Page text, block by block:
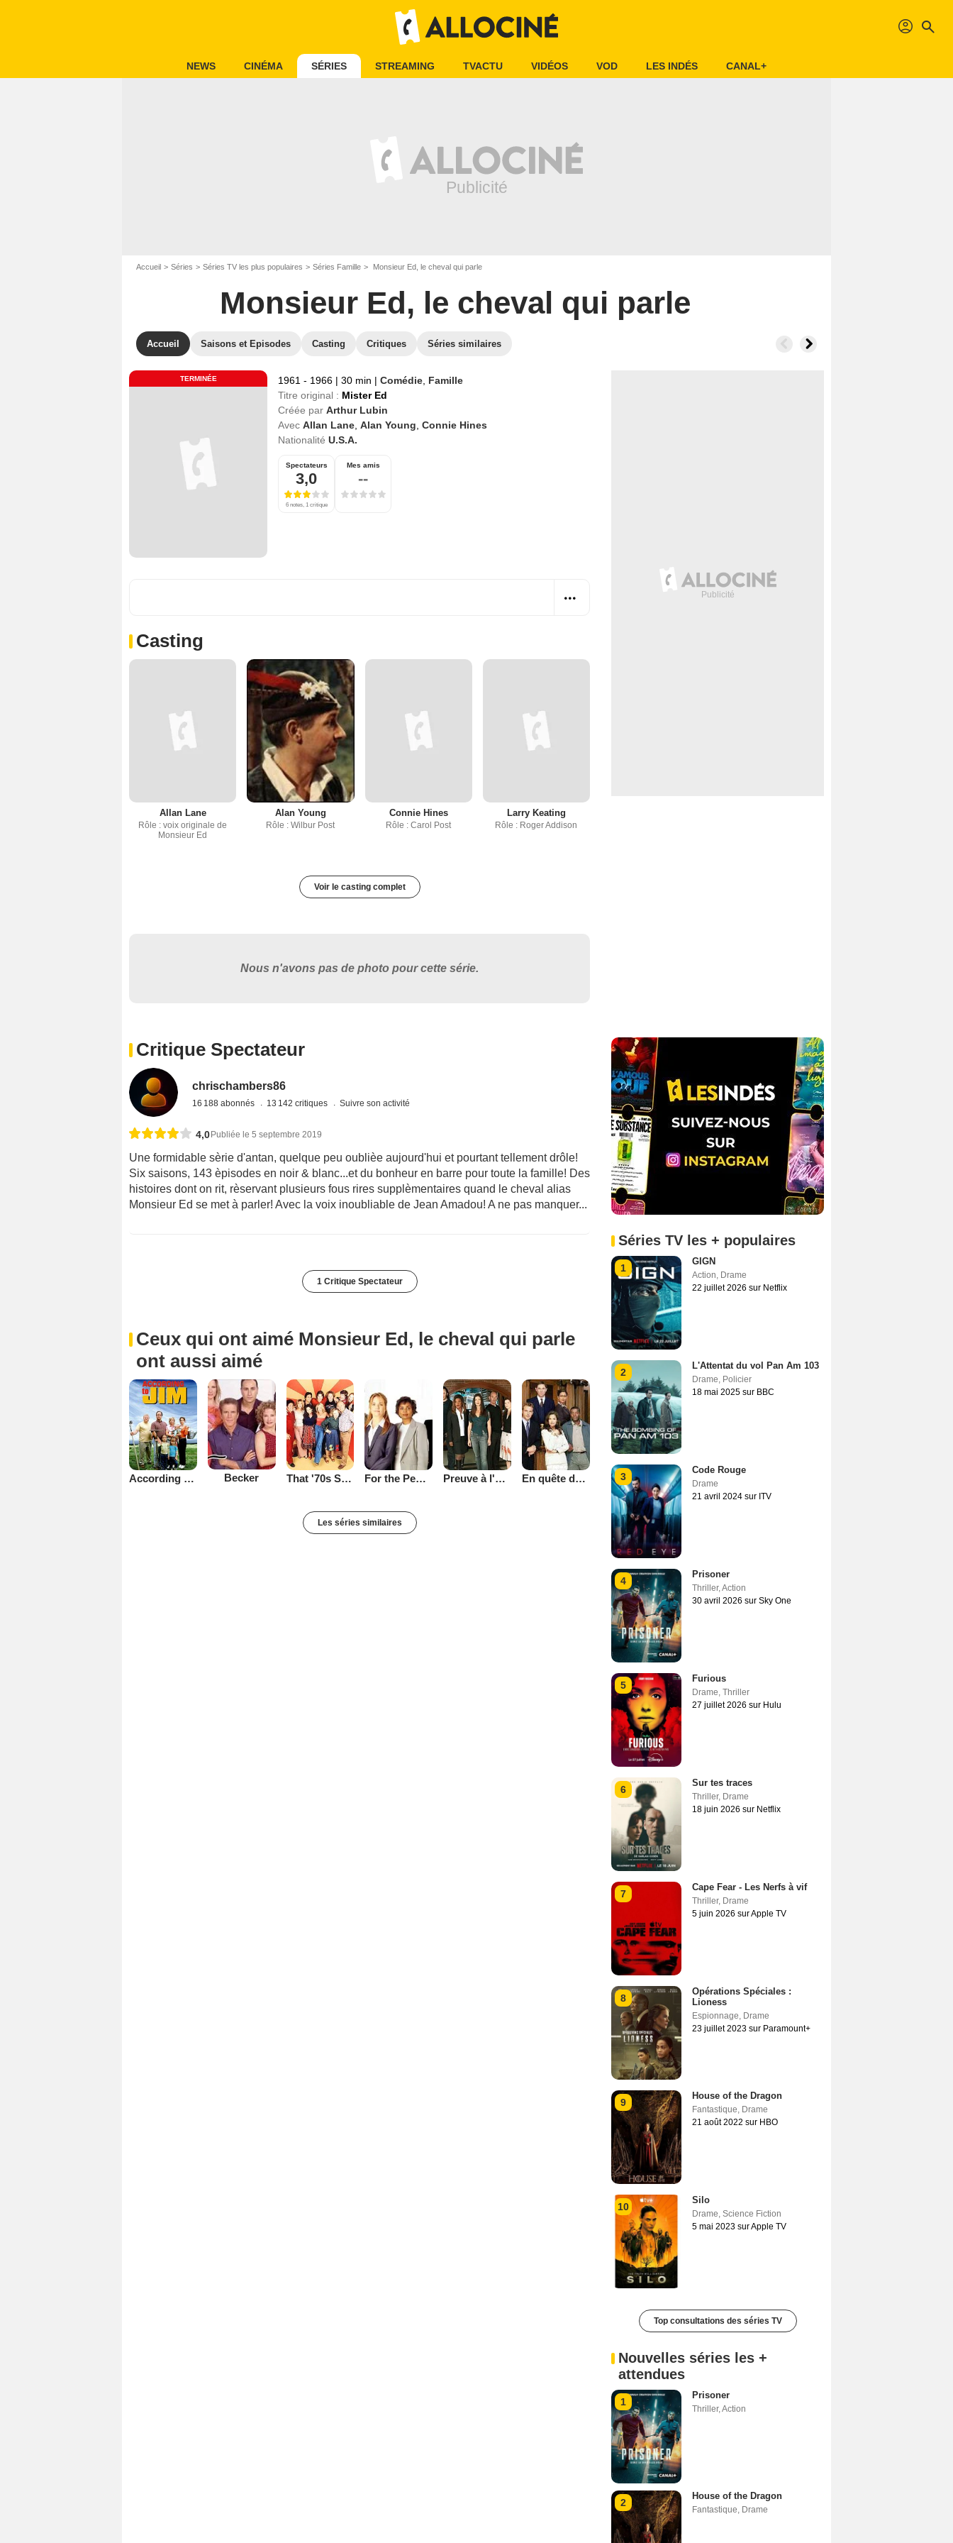
profil search
NEWS CINÉMA SÉRIES STREAMING TVACTU VIDÉOS VOD LES INDÉS CANAL+
Accueil Séries Séries TV les plus populaires Séries Famille Monsieur Ed, le cheval qui parle
Monsieur Ed, le cheval qui parle
Accueil Saisons et Episodes Casting Critiques Séries similaires
TERMINÉE 1961 - 1966 | 30 min | Comédie Famille
Titre original : Mister Ed
Créée par Arthur Lubin
Avec Allan Lane Alan Young Connie Hines
Nationalité U.S.A.
Spectateurs
3,0
6 notes, 1 critique
Mes amis
--
Casting
Allan Lane
Rôle : voix originale de
Monsieur Ed
Alan Young
Rôle : Wilbur Post
Connie Hines
Rôle : Carol Post
Larry Keating
Rôle : Roger Addison
Voir le casting complet
Nous n'avons pas de photo pour cette série.
Critique Spectateur
chrischambers86
16 188 abonnés 13 142 critiques Suivre son activité
4,0 Publiée le 5 septembre 2019
Une formidable sèrie d'antan, quelque peu oublièe aujourd'hui et pourtant tellement drôle!
Six saisons, 143 èpisodes en noir & blanc...et du bonheur en barre pour toute la famille! Des
histoires dont on rit, rèservant plusieurs fous rires supplèmentaires quand le cheval alias
Monsieur Ed se met à parler! Avec la voix inoubliable de Jean Amadou! A ne pas manquer...
1 Critique Spectateur
Ceux qui ont aimé Monsieur Ed, le cheval qui parle
ont aussi aimé
According to Jim Becker That '70s Show For the People (2002) Preuve à l'appui En quête de justice
Les séries similaires
Séries TV les + populaires
1
GIGN
Action, Drame
22 juillet 2026 sur Netflix
2
L'Attentat du vol Pan Am 103
Drame, Policier
18 mai 2025 sur BBC
3
Code Rouge
Drame
21 avril 2024 sur ITV
4
Prisoner
Thriller,Action
30 avril 2026 sur Sky One
5
Furious
Drame, Thriller
27 juillet 2026 sur Hulu
6
Sur tes traces
Thriller, Drame
18 juin 2026 sur Netflix
7
Cape Fear - Les Nerfs à vif
Thriller, Drame
5 juin 2026 sur Apple TV
8
Opérations Spéciales :
Lioness
Espionnage, Drame
23 juillet 2023 sur Paramount+
9
House of the Dragon
Fantastique, Drame
21 août 2022 sur HBO
10
Silo
Drame, Science Fiction
5 mai 2023 sur Apple TV
Top consultations des séries TV
Nouvelles séries les +
attendues
1
Prisoner
Thriller,Action
2
House of the Dragon
Fantastique, Drame